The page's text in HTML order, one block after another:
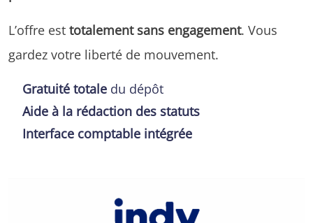
L’offre est totalement sans engagement. Vous
gardez votre liberté de mouvement.
Gratuité totale du dépôt
Aide à la rédaction des statuts
Interface comptable intégrée